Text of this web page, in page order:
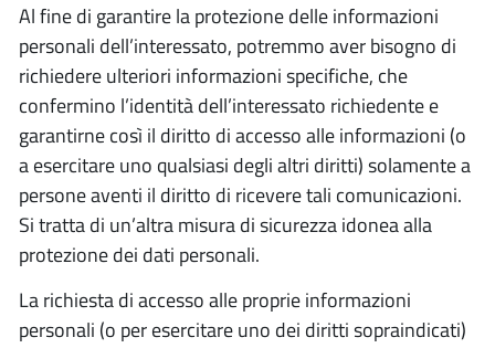
Al fine di garantire la protezione delle informazioni
personali dell’interessato, potremmo aver bisogno di
richiedere ulteriori informazioni specifiche, che
confermino l’identità dell’interessato richiedente e
garantirne così il diritto di accesso alle informazioni (o
a esercitare uno qualsiasi degli altri diritti) solamente a
persone aventi il diritto di ricevere tali comunicazioni.
Si tratta di un’altra misura di sicurezza idonea alla
protezione dei dati personali.
La richiesta di accesso alle proprie informazioni
personali (o per esercitare uno dei diritti sopraindicati)